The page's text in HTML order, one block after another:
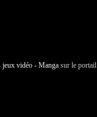
jeux vidéo - Manga sur le